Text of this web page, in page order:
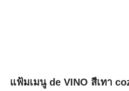
แฟ้มเมนู de VINO สีเทา